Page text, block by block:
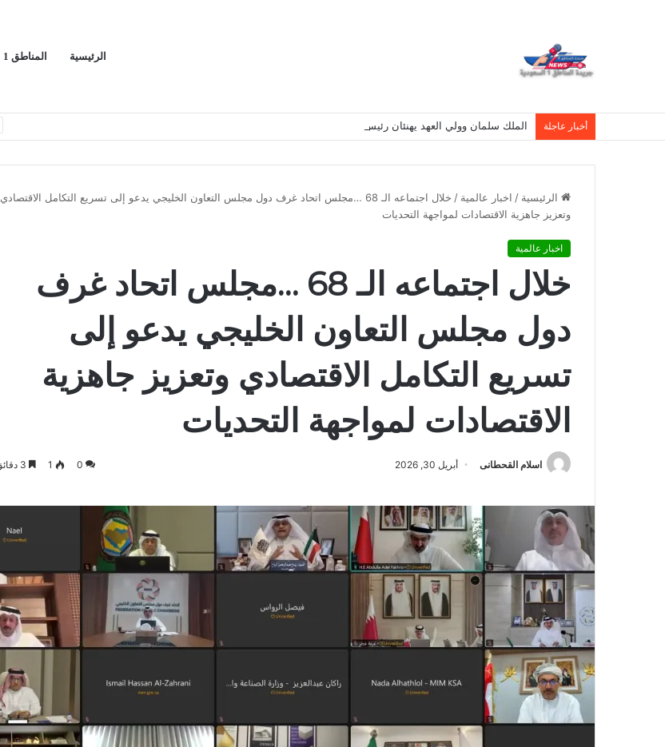
الرئيسية المناطق 1
أخبار عاجلة الملك سلمان وولي العهد يهنئان رئيس سنغافورة بيومها الوطني
الرئيسية / اخبار عالمية /
خلال اجتماعه الـ 68 …مجلس اتحاد غرف دول مجلس التعاون الخليجي يدعو إلى تسريع التكامل الاقتصادي
وتعزيز جاهزية الاقتصادات لمواجهة التحديات
اخبار عالمية
خلال اجتماعه الـ 68 …مجلس اتحاد غرف
دول مجلس التعاون الخليجي يدعو إلى
تسريع التكامل الاقتصادي وتعزيز جاهزية
الاقتصادات لمواجهة التحديات
اسلام القحطانى أبريل 30, 2026 0
1